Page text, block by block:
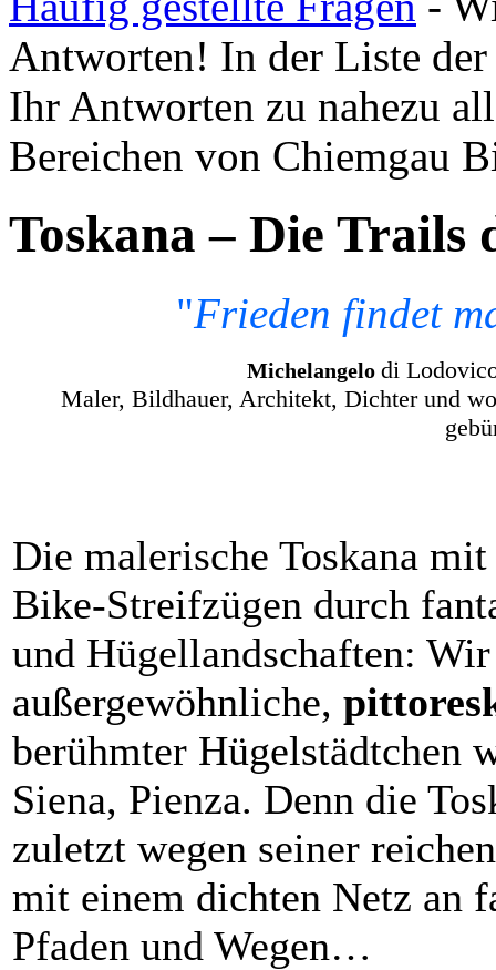
Antworten! In der Liste
Ihr Antworten zu nahezu
Bereichen von Chiemgau
Toskana – Die Trails
"Frieden findet
Michelangelo di
Maler, Bildhauer, Architekt, Dichter und
Die malerische Toskana
Bike-Streifzügen durch
und Hügellandschaften:
außergewöhnliche,
berühmter Hügelstädtchen
Siena, Pienza. Denn die
zuletzt wegen seiner
mit einem dichten Netz an
Pfaden und Wegen…